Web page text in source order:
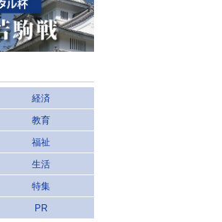
経済
教育
福祉
生活
特集
PR